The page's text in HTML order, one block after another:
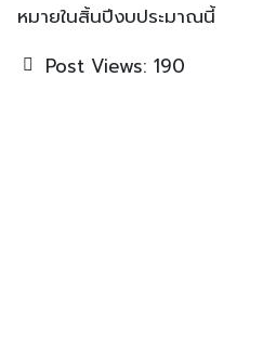
หมายในสิ้นปีงบประมาณนี้
Post Views: 190